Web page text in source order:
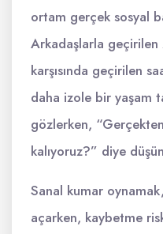
ortam gerçek sosyal
Arkadaşlarla geçirilen
karşısında geçirilen
daha izole bir yaşam
gözlerken,
kalıyoruz?” diye
Sanal kumar
açarken, kaybetme